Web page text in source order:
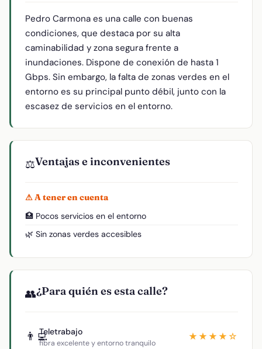
Pedro Carmona es una calle con buenas
condiciones, que destaca por su alta
caminabilidad y zona segura frente a
inundaciones. Dispone de conexión de hasta 1
Gbps. Sin embargo, la falta de zonas verdes en el
entorno es su principal punto débil, junto con la
escasez de servicios en el entorno.
⚖️Ventajas e inconvenientes
⚠ A tener en cuenta
🏥 Pocos servicios en el entorno
🌿 Sin zonas verdes accesibles
👥¿Para quién es esta calle?
👨‍💻Teletrabajo
fibra excelente y entorno tranquilo
★★★★☆